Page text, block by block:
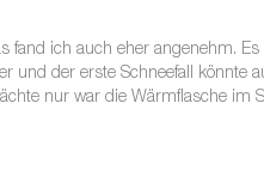
fand ich auch eher angenehm.
der erste Schneefall könnte
nur war die Wärmflasche im